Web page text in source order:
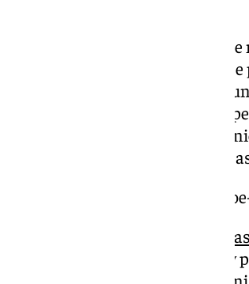
Lobato anunció su dimisión
del partido en Madrid
haber admitido que registró en
Gabinete del ministro Óscar
había enviado un correo
revelación de secretos sobre el
https://www.101tv.es/crisis-
secretario general del PSOE-M